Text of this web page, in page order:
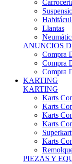
Llantas
ANUNCIOS
Compra
Compra
Compra
KARTING
KARTING
Karts
Karts
Karts
Karts
Superkart
Karts
Remolques
PIEZAS Y
Mecanica